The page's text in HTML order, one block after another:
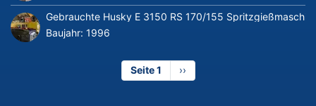
Gebrauchte Husky E 3150 RS 170/155
Baujahr: 1996
Seite 1
Nächste
Seite
››